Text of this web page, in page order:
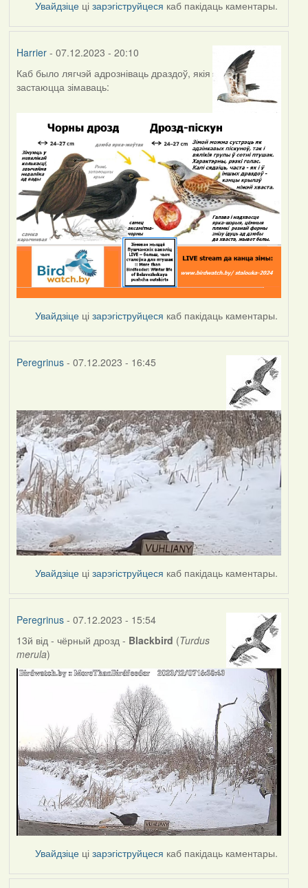
Увайдзіце цізарэгіструйцеся каб пакідаць каментары.
Harrier- 07.12.2023 - 20:10
Каб было лягчэй адрозніваць драздоў, якія
застаюцца зімаваць:
Увайдзіце цізарэгіструйцеся каб пакідаць каментары.
Peregrinus- 07.12.2023 - 16:45
Увайдзіце цізарэгіструйцеся каб пакідаць каментары.
Peregrinus- 07.12.2023 - 15:54
13й від - чёрный дрозд - Blackbird (Turdus
merula)
Увайдзіце цізарэгіструйцеся каб пакідаць каментары.